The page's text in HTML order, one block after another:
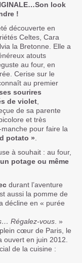
look
!
découverte en
Celtes, Cara
la Bretonne. Elle a
atouts
au four, en
Cerise sur le
au premier
sourires
de violet,
de sa parente
et très
pour faire la
potato ».
à souhait : au four,
potage ou même
durant l’aventure
aussi la pomme de
décline en « purée
Régalez-vous. »
cœur de Paris, le
ouvert en juin 2012.
de la cuisine :